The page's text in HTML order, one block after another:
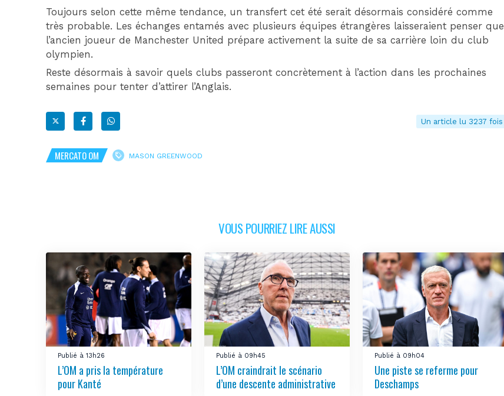
Toujours selon cette même tendance, un transfert cet été serait désormais considéré comme
très probable. Les échanges entamés avec plusieurs équipes étrangères laisseraient penser que
l’ancien joueur de Manchester United prépare activement la suite de sa carrière loin du club
olympien.
Reste désormais à savoir quels clubs passeront concrètement à l’action dans les prochaines
semaines pour tenter d’attirer l’Anglais.
Un article lu 3237 fois
MERCATO OM MASON GREENWOOD
VOUS POURRIEZ LIRE AUSSI
Publié à 13h26
L’OM a pris la température
pour Kanté
Publié à 09h45
L’OM craindrait le scénario
d’une descente administrative
Publié à 09h04
Une piste se referme pour
Deschamps